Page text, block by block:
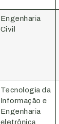
Engenharia
Civil
Tecnologia da
Informação e
Engenharia
eletrônica